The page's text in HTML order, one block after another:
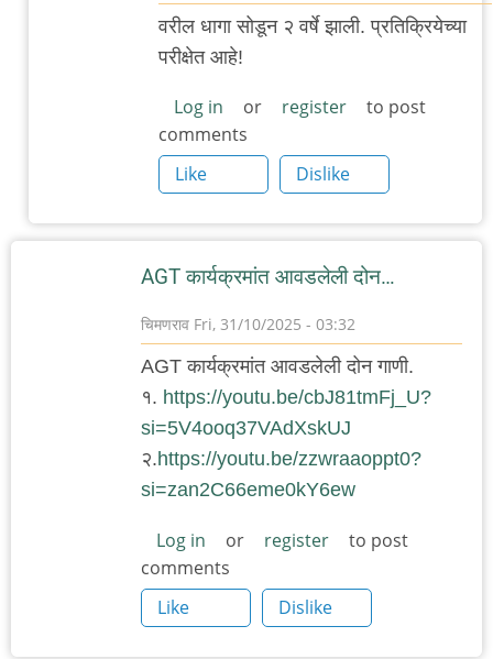
In
reply
स्वागत...नवीन
प्रतिसाद…
by
चिमणराव
वरील धागा सोडून २ वर्षे झाली. प्रतिक्रियेच्या
परीक्षेत आहे!
Log in or register
to post
comments
Like
Dislike
AGT कार्यक्रमांत आवडलेली दोन…
चिमणराव Fri, 31/10/2025 - 03:32
AGT कार्यक्रमांत आवडलेली दोन गाणी.
१. https://youtu.be/cbJ81tmFj_U?
si=5V4ooq37VAdXskUJ
२.https://youtu.be/zzwraaoppt0?
si=zan2C66eme0kY6ew
Log in or register
to post
comments
Like
Dislike